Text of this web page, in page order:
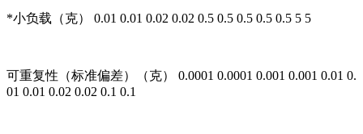
*小负载（克） 0.01 0.01 0.02 0.02 0.5 0.5 0.5 0.5 0.5 5 5
可重复性（标准偏差）（克） 0.0001 0.0001 0.001 0.001 0.01 0.
01 0.01 0.02 0.02 0.1 0.1